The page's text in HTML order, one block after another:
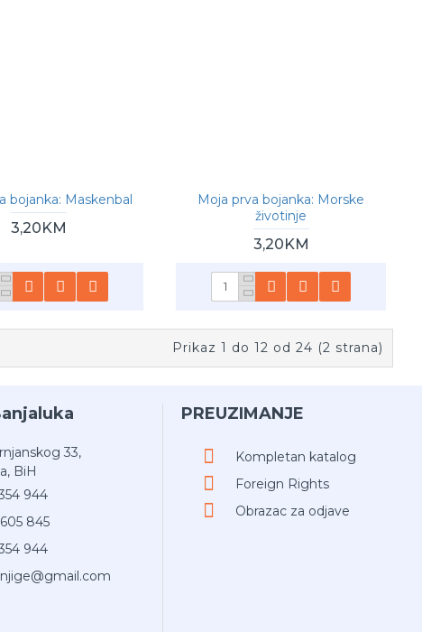
bojanka: Maskenbal
3,20KM
Moja prva bojanka: Morske
životinje
3,20KM
Prikaz 1 do 12 od 24 (2 strana)
33,
BiH
944
845
944
PREUZIMANJE
Kompletan katalog
Foreign Rights
Obrazac za odjave